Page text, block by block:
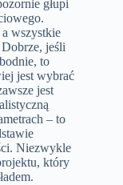
głupi
a wszystkie
jeśli
to
jest wybrać
jest
– to
Niezwykle
który